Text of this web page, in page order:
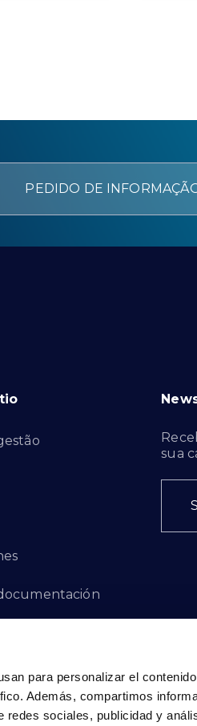
para personalizar el
Además, compartimos
redes sociales, publicidad y
PEDIDO DE
sua